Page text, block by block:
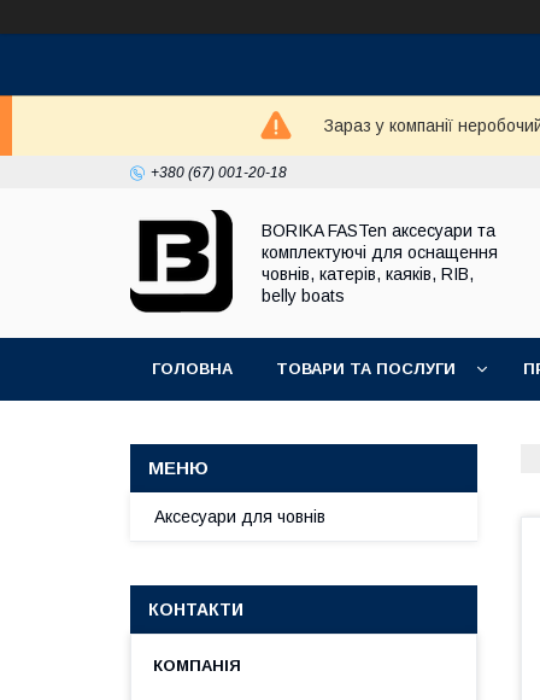
Зараз у компанії
+380 (67) 001-20-18
BORIKA FASTen аксесуари та
комплектуючі для оснащення
човнів, катерів, каяків, RIB,
belly boats
ГОЛОВНА ТОВАРИ ТА ПОСЛУГИ
Аксесуари для човнів
КОНТАКТИ